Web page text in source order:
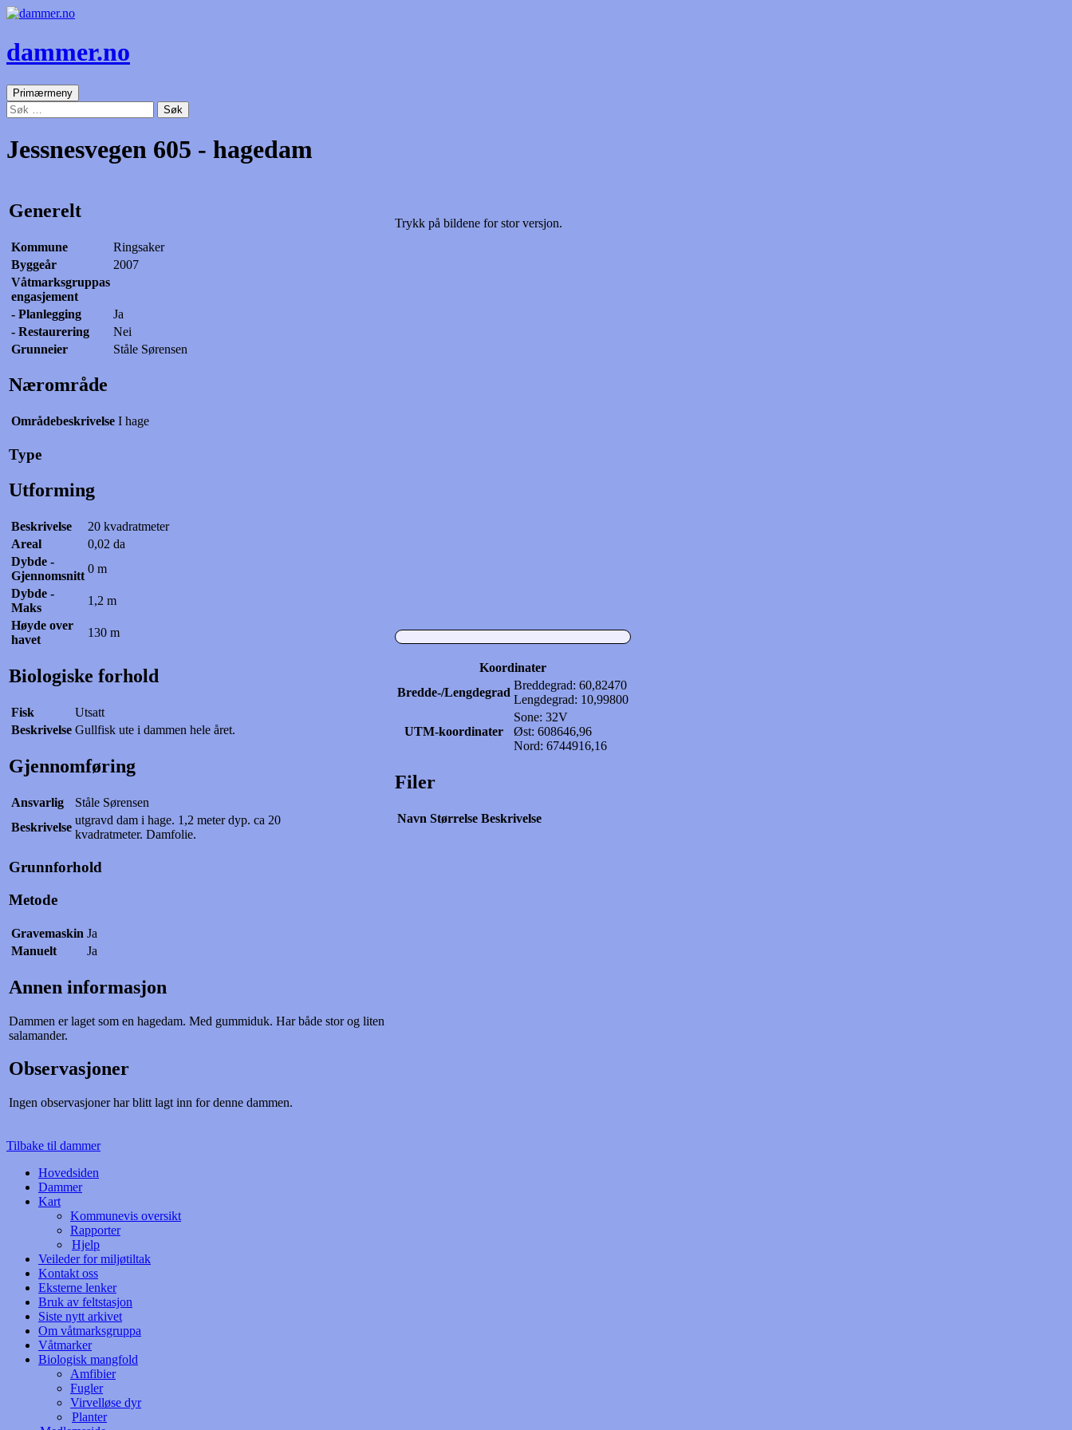
dammer.no
SøkPrimærmeny Gå
til
innhold
Søk
etter:
Jessnesvegen 605 - hagedam
Generelt
Kommune
Ringsaker
Byggeår
2007
Våtmarksgruppas
engasjement
- Planlegging
Ja
- Restaurering
Nei
Grunneier
Ståle Sørensen
Nærområde
Områdebeskrivelse I hage
Type
Utforming
Beskrivelse
20 kvadratmeter
Areal
0,02 da
Dybde -
Gjennomsnitt
0 m
Dybde -
Maks
1,2 m
Høyde over
havet
130 m
Biologiske forhold
Fisk
Utsatt
Beskrivelse Gullfisk ute i dammen hele året.
Gjennomføring
Ansvarlig
Ståle Sørensen
Beskrivelse
utgravd dam i hage. 1,2 meter dyp. ca 20
kvadratmeter. Damfolie.
Grunnforhold
Metode
Gravemaskin Ja
Manuelt
Ja
Annen informasjon
Dammen er laget som en hagedam. Med gummiduk. Har både stor og liten
salamander.
Observasjoner
Ingen observasjoner har blitt lagt inn for denne dammen.
Trykk på bildene for stor versjon.
Koordinater
Bredde-/Lengdegrad
Breddegrad: 60,82470
Lengdegrad: 10,99800
UTM-koordinater
Sone: 32V
Øst: 608646,96
Nord: 6744916,16
Filer
Navn Størrelse Beskrivelse
Tilbake til dammer
Hovedsiden
Dammer
Kart
Kommunevis oversikt
Rapporter
Hjelp
Veileder for miljøtiltak
Kontakt oss
Eksterne lenker
Bruk av feltstasjon
Siste nytt arkivet
Om våtmarksgruppa
Våtmarker
Biologisk mangfold
Amfibier
Fugler
Virvelløse dyr
Planter